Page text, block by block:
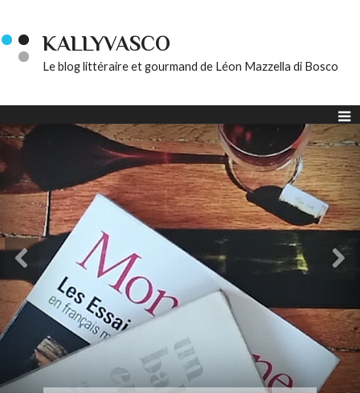
KALLYVASCO
Le blog littéraire et gourmand de Léon Mazzella di Bosco